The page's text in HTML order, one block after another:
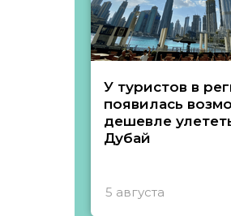
У туристов в
появилась
дешевле
Дубай
5 августа